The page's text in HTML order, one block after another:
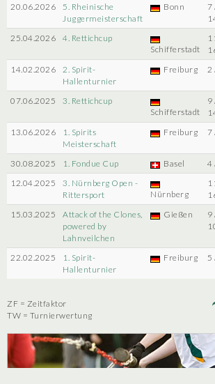
20.06.2026
5. Rheinische
Juggermeisterschaft
Bonn
7
25.04.2026
4. Rettichcup
Schifferstadt
14.02.2026
2. Spirit-
Hallenturnier
Freiburg 2
07.06.2025
3. Rettichcup
Schifferstadt
9
13.06.2026
1. Spirits
Meisterschaft
Freiburg 7
30.08.2025 1. Fondue Cup Basel 4
12.04.2025
3. Nürnberg Open -
Rittersport
Nürnberg
15.03.2025
Attack of the Clones,
powered by
Lahnveilchen
Gießen
9
22.02.2025
1. Spirit-
Hallenturnier
Freiburg 5
ZF = Zeitfaktor
TW = Turnierwertung